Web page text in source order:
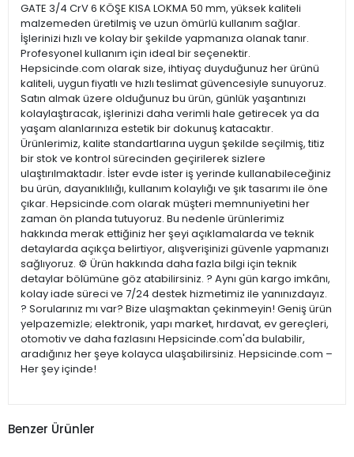
GATE 3/4 CrV 6 KÖŞE KISA LOKMA 50 mm, yüksek kaliteli
malzemeden üretilmiş ve uzun ömürlü kullanım sağlar.
İşlerinizi hızlı ve kolay bir şekilde yapmanıza olanak tanır.
Profesyonel kullanım için ideal bir seçenektir.
Hepsicinde.com olarak size, ihtiyaç duyduğunuz her ürünü
kaliteli, uygun fiyatlı ve hızlı teslimat güvencesiyle sunuyoruz.
Satın almak üzere olduğunuz bu ürün, günlük yaşantınızı
kolaylaştıracak, işlerinizi daha verimli hale getirecek ya da
yaşam alanlarınıza estetik bir dokunuş katacaktır.
Ürünlerimiz, kalite standartlarına uygun şekilde seçilmiş, titiz
bir stok ve kontrol sürecinden geçirilerek sizlere
ulaştırılmaktadır. İster evde ister iş yerinde kullanabileceğiniz
bu ürün, dayanıklılığı, kullanım kolaylığı ve şık tasarımı ile öne
çıkar. Hepsicinde.com olarak müşteri memnuniyetini her
zaman ön planda tutuyoruz. Bu nedenle ürünlerimiz
hakkında merak ettiğiniz her şeyi açıklamalarda ve teknik
detaylarda açıkça belirtiyor, alışverişinizi güvenle yapmanızı
sağlıyoruz. ⚙️ Ürün hakkında daha fazla bilgi için teknik
detaylar bölümüne göz atabilirsiniz. ? Aynı gün kargo imkânı,
kolay iade süreci ve 7/24 destek hizmetimiz ile yanınızdayız.
? Sorularınız mı var? Bize ulaşmaktan çekinmeyin! Geniş ürün
yelpazemizle; elektronik, yapı market, hırdavat, ev gereçleri,
otomotiv ve daha fazlasını Hepsicinde.com'da bulabilir,
aradığınız her şeye kolayca ulaşabilirsiniz. Hepsicinde.com –
Her şey içinde!
Benzer Ürünler